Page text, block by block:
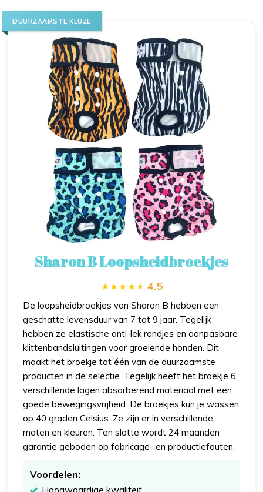
DUURZAAMSTE KEUZE
Sharon B Loopsheidbroekjes
4.5
De loopsheidbroekjes van Sharon B hebben een
geschatte levensduur van 7 tot 9 jaar. Tegelijk
hebben ze elastische anti-lek randjes en aanpasbare
klittenbandsluitingen voor groeiende honden. Dit
maakt het broekje tot één van de duurzaamste
producten in de selectie. Tegelijk heeft het broekje 6
verschillende lagen absorberend materiaal met een
goede bewegingsvrijheid. De broekjes kun je wassen
op 40 graden Celsius. Ze zijn er in verschillende
maten en kleuren. Ten slotte wordt 24 maanden
garantie geboden op fabricage- en productiefouten.
Voordelen:
Hoogwaardige kwaliteit